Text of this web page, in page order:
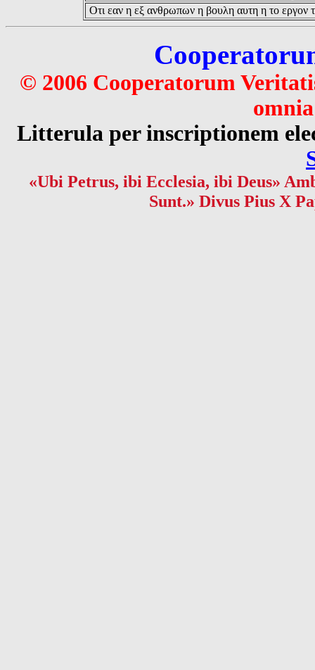
Οτι εαν η εξ ανθρωπων η βουλη αυτη η το εργον
© 2006 Cooperatorum
Litterula per inscriptionem
«Ubi Petrus, ibi Ecclesia, ibi Deus»
Sunt.» Divus Pius X